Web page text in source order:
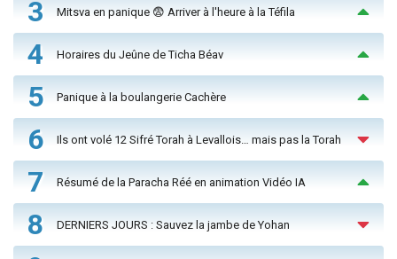
3 Mitsva en panique 😨 Arriver à l'heure à la Téfila
4 Horaires du Jeûne de Ticha Béav
5 Panique à la boulangerie Cachère
6 Ils ont volé 12 Sifré Torah à Levallois… mais pas la Torah
7 Résumé de la Paracha Réé en animation Vidéo IA
8 DERNIERS JOURS : Sauvez la jambe de Yohan